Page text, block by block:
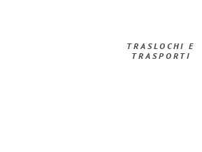
TRASLOCHI E
TRASPORTI